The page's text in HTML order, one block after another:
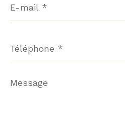
mail
*
*
Message
*